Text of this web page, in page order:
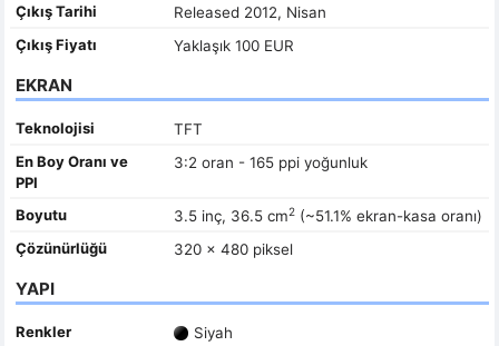
Çıkış Tarihi
Released 2012, Nisan
Çıkış Fiyatı
Yaklaşık 100 EUR
EKRAN
Teknolojisi
TFT
En Boy Oranı ve
PPI
3:2 oran - 165 ppi yoğunluk
Boyutu 3.5 inç, 36.5 cm2(~51.1% ekran-kasa oranı)
Çözünürlüğü
320 x 480 piksel
YAPI
Renkler
Siyah